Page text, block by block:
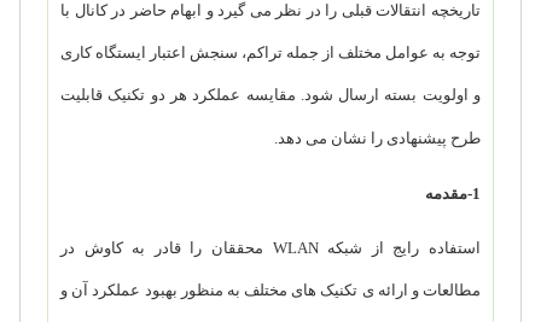
تاریخچه انتقالات قبلی را در نظر می گیرد و ابهام حاضر در کانال با
توجه به عوامل مختلف از جمله تراکم، سنجش اعتبار ایستگاه کاری
و اولویت بسته ارسال شود. مقایسه عملکرد هر دو تکنیک قابلیت
طرح پیشنهادی را نشان می دهد.
1-مقدمه
استفاده رایج از شبکهWLAN محققان را قادر به کاوش در
مطالعات و ارائه ی تکنیک های مختلف به منظور بهبود عملکرد آن و